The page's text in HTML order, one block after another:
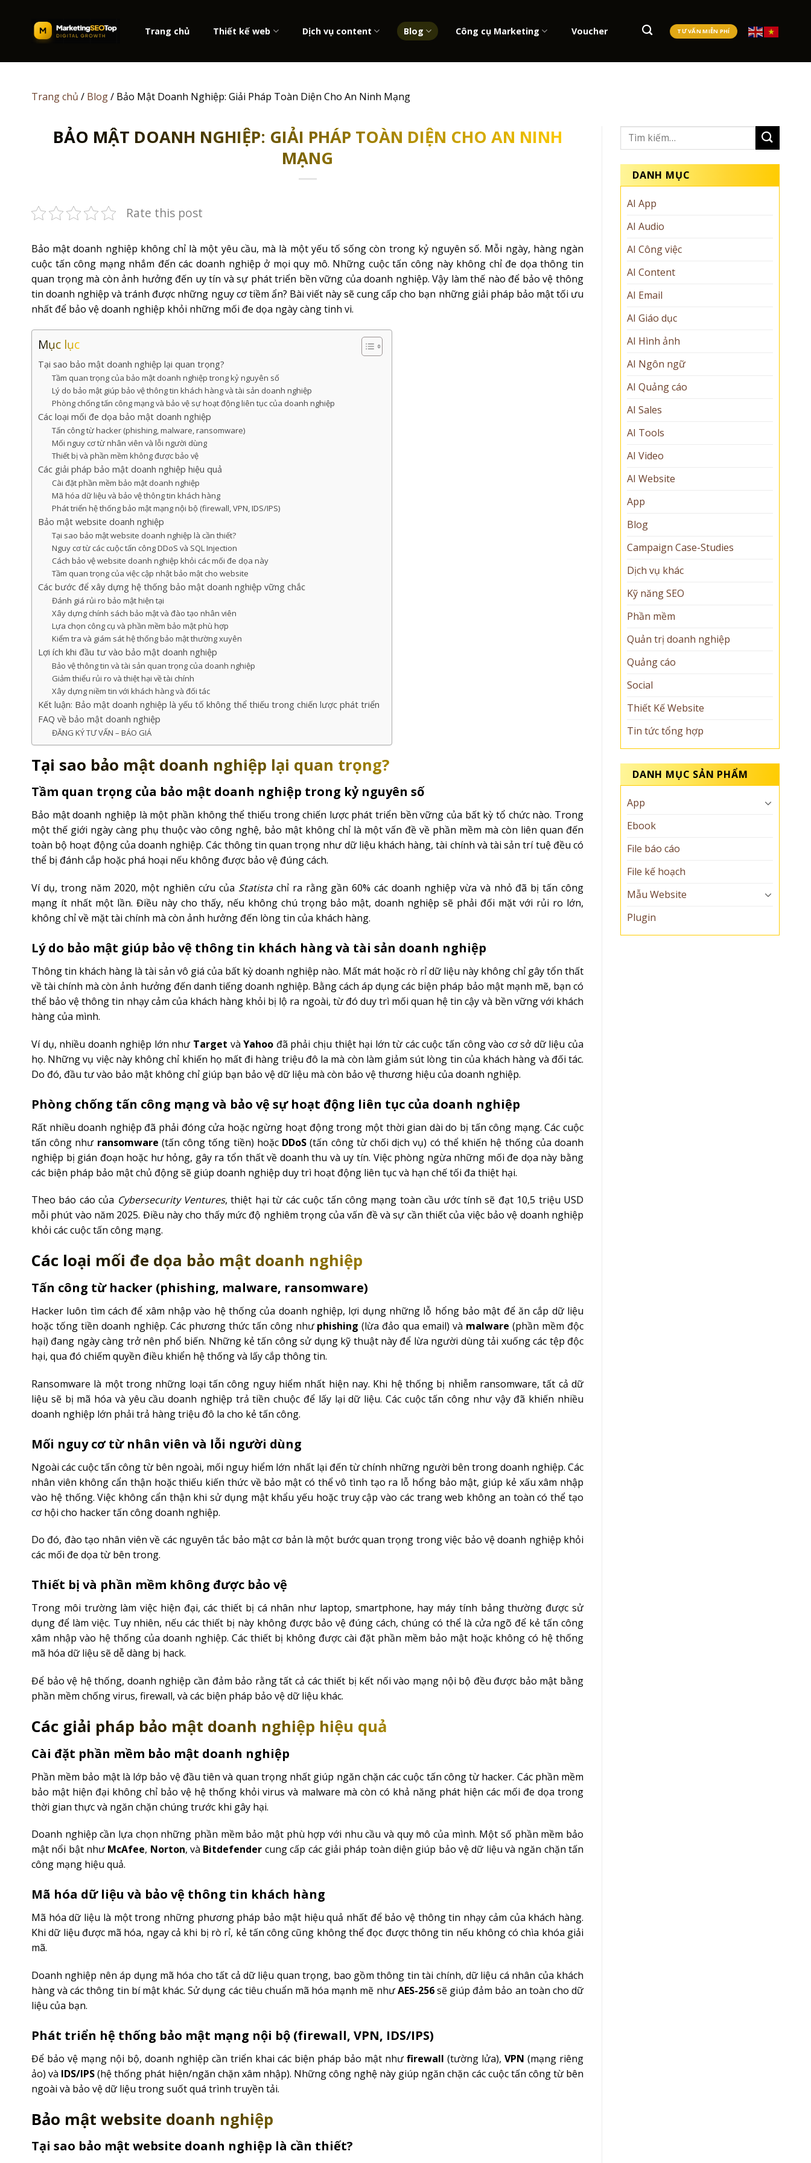
content
Trang chủ Thiết kế web Dịch vụ content Blog Công cụ Marketing Voucher TƯ VẤN MIỄN PHÍ
Trang chủ / Blog/ Bảo Mật Doanh Nghiệp: Giải Pháp Toàn Diện Cho An Ninh Mạng
BẢO MẬT DOANH NGHIỆP: GIẢI PHÁP TOÀN DIỆN CHO AN NINH
MẠNG
Rate this post
Bảo mật doanh nghiệp không chỉ là một yêu cầu, mà là một yếu tố sống còn trong kỷ nguyên số. Mỗi ngày, hàng ngàn
cuộc tấn công mạng nhắm đến các doanh nghiệp ở mọi quy mô. Những cuộc tấn công này không chỉ đe dọa thông tin
quan trọng mà còn ảnh hưởng đến uy tín và sự phát triển bền vững của doanh nghiệp. Vậy làm thế nào để bảo vệ thông
tin doanh nghiệp và tránh được những nguy cơ tiềm ẩn? Bài viết này sẽ cung cấp cho bạn những giải pháp bảo mật tối ưu
nhất để bảo vệ doanh nghiệp khỏi những mối đe dọa ngày càng tinh vi.
Mục lục
Tại sao bảo mật doanh nghiệp lại quan trọng?
Tầm quan trọng của bảo mật doanh nghiệp trong kỷ nguyên số
Lý do bảo mật giúp bảo vệ thông tin khách hàng và tài sản doanh nghiệp
Phòng chống tấn công mạng và bảo vệ sự hoạt động liên tục của doanh nghiệp
Các loại mối đe dọa bảo mật doanh nghiệp
Tấn công từ hacker (phishing, malware, ransomware)
Mối nguy cơ từ nhân viên và lỗi người dùng
Thiết bị và phần mềm không được bảo vệ
Các giải pháp bảo mật doanh nghiệp hiệu quả
Cài đặt phần mềm bảo mật doanh nghiệp
Mã hóa dữ liệu và bảo vệ thông tin khách hàng
Phát triển hệ thống bảo mật mạng nội bộ (firewall, VPN, IDS/IPS)
Bảo mật website doanh nghiệp
Tại sao bảo mật website doanh nghiệp là cần thiết?
Nguy cơ từ các cuộc tấn công DDoS và SQL Injection
Cách bảo vệ website doanh nghiệp khỏi các mối đe dọa này
Tầm quan trọng của việc cập nhật bảo mật cho website
Các bước để xây dựng hệ thống bảo mật doanh nghiệp vững chắc
Đánh giá rủi ro bảo mật hiện tại
Xây dựng chính sách bảo mật và đào tạo nhân viên
Lựa chọn công cụ và phần mềm bảo mật phù hợp
Kiểm tra và giám sát hệ thống bảo mật thường xuyên
Lợi ích khi đầu tư vào bảo mật doanh nghiệp
Bảo vệ thông tin và tài sản quan trọng của doanh nghiệp
Giảm thiểu rủi ro và thiệt hại về tài chính
Xây dựng niềm tin với khách hàng và đối tác
Kết luận: Bảo mật doanh nghiệp là yếu tố không thể thiếu trong chiến lược phát triển
FAQ về bảo mật doanh nghiệp
ĐĂNG KÝ TƯ VẤN – BÁO GIÁ
Tại sao bảo mật doanh nghiệp lại quan trọng?
Tầm quan trọng của bảo mật doanh nghiệp trong kỷ nguyên số
Bảo mật doanh nghiệp là một phần không thể thiếu trong chiến lược phát triển bền vững của bất kỳ tổ chức nào. Trong
một thế giới ngày càng phụ thuộc vào công nghệ, bảo mật không chỉ là một vấn đề về phần mềm mà còn liên quan đến
toàn bộ hoạt động của doanh nghiệp. Các thông tin quan trọng như dữ liệu khách hàng, tài chính và tài sản trí tuệ đều có
thể bị đánh cắp hoặc phá hoại nếu không được bảo vệ đúng cách.
Ví dụ, trong năm 2020, một nghiên cứu của Statistachỉ ra rằng gần 60% các doanh nghiệp vừa và nhỏ đã bị tấn công
mạng ít nhất một lần. Điều này cho thấy, nếu không chú trọng bảo mật, doanh nghiệp sẽ phải đối mặt với rủi ro lớn,
không chỉ về mặt tài chính mà còn ảnh hưởng đến lòng tin của khách hàng.
Lý do bảo mật giúp bảo vệ thông tin khách hàng và tài sản doanh nghiệp
Thông tin khách hàng là tài sản vô giá của bất kỳ doanh nghiệp nào. Mất mát hoặc rò rỉ dữ liệu này không chỉ gây tổn thất
về tài chính mà còn ảnh hưởng đến danh tiếng doanh nghiệp. Bằng cách áp dụng các biện pháp bảo mật mạnh mẽ, bạn có
thể bảo vệ thông tin nhạy cảm của khách hàng khỏi bị lộ ra ngoài, từ đó duy trì mối quan hệ tin cậy và bền vững với khách
hàng của mình.
Ví dụ, nhiều doanh nghiệp lớn như Target vàYahoo đã phải chịu thiệt hại lớn từ các cuộc tấn công vào cơ sở dữ liệu của
họ. Những vụ việc này không chỉ khiến họ mất đi hàng triệu đô la mà còn làm giảm sút lòng tin của khách hàng và đối tác.
Do đó, đầu tư vào bảo mật không chỉ giúp bạn bảo vệ dữ liệu mà còn bảo vệ thương hiệu của doanh nghiệp.
Phòng chống tấn công mạng và bảo vệ sự hoạt động liên tục của doanh nghiệp
Rất nhiều doanh nghiệp đã phải đóng cửa hoặc ngừng hoạt động trong một thời gian dài do bị tấn công mạng. Các cuộc
tấn công như ransomware (tấn công tống tiền) hoặc DDoS (tấn công từ chối dịch vụ) có thể khiến hệ thống của doanh
nghiệp bị gián đoạn hoặc hư hỏng, gây ra tổn thất về doanh thu và uy tín. Việc phòng ngừa những mối đe dọa này bằng
các biện pháp bảo mật chủ động sẽ giúp doanh nghiệp duy trì hoạt động liên tục và hạn chế tối đa thiệt hại.
Theo báo cáo của Cybersecurity Ventures, thiệt hại từ các cuộc tấn công mạng toàn cầu ước tính sẽ đạt 10,5 triệu USD
mỗi phút vào năm 2025. Điều này cho thấy mức độ nghiêm trọng của vấn đề và sự cần thiết của việc bảo vệ doanh nghiệp
khỏi các cuộc tấn công mạng.
Các loại mối đe dọa bảo mật doanh nghiệp
Tấn công từ hacker (phishing, malware, ransomware)
Hacker luôn tìm cách để xâm nhập vào hệ thống của doanh nghiệp, lợi dụng những lỗ hổng bảo mật để ăn cắp dữ liệu
hoặc tống tiền doanh nghiệp. Các phương thức tấn công như phishing (lừa đảo qua email) và malware (phần mềm độc
hại) đang ngày càng trở nên phổ biến. Những kẻ tấn công sử dụng kỹ thuật này để lừa người dùng tải xuống các tệp độc
hại, qua đó chiếm quyền điều khiển hệ thống và lấy cắp thông tin.
Ransomware là một trong những loại tấn công nguy hiểm nhất hiện nay. Khi hệ thống bị nhiễm ransomware, tất cả dữ
liệu sẽ bị mã hóa và yêu cầu doanh nghiệp trả tiền chuộc để lấy lại dữ liệu. Các cuộc tấn công như vậy đã khiến nhiều
doanh nghiệp lớn phải trả hàng triệu đô la cho kẻ tấn công.
Mối nguy cơ từ nhân viên và lỗi người dùng
Ngoài các cuộc tấn công từ bên ngoài, mối nguy hiểm lớn nhất lại đến từ chính những người bên trong doanh nghiệp. Các
nhân viên không cẩn thận hoặc thiếu kiến thức về bảo mật có thể vô tình tạo ra lỗ hổng bảo mật, giúp kẻ xấu xâm nhập
vào hệ thống. Việc không cẩn thận khi sử dụng mật khẩu yếu hoặc truy cập vào các trang web không an toàn có thể tạo
cơ hội cho hacker tấn công doanh nghiệp.
Do đó, đào tạo nhân viên về các nguyên tắc bảo mật cơ bản là một bước quan trọng trong việc bảo vệ doanh nghiệp khỏi
các mối đe dọa từ bên trong.
Thiết bị và phần mềm không được bảo vệ
Trong môi trường làm việc hiện đại, các thiết bị cá nhân như laptop, smartphone, hay máy tính bảng thường được sử
dụng để làm việc. Tuy nhiên, nếu các thiết bị này không được bảo vệ đúng cách, chúng có thể là cửa ngõ để kẻ tấn công
xâm nhập vào hệ thống của doanh nghiệp. Các thiết bị không được cài đặt phần mềm bảo mật hoặc không có hệ thống
mã hóa dữ liệu sẽ dễ dàng bị hack.
Để bảo vệ hệ thống, doanh nghiệp cần đảm bảo rằng tất cả các thiết bị kết nối vào mạng nội bộ đều được bảo mật bằng
phần mềm chống virus, firewall, và các biện pháp bảo vệ dữ liệu khác.
Các giải pháp bảo mật doanh nghiệp hiệu quả
Cài đặt phần mềm bảo mật doanh nghiệp
Phần mềm bảo mật là lớp bảo vệ đầu tiên và quan trọng nhất giúp ngăn chặn các cuộc tấn công từ hacker. Các phần mềm
bảo mật hiện đại không chỉ bảo vệ hệ thống khỏi virus và malware mà còn có khả năng phát hiện các mối đe dọa trong
thời gian thực và ngăn chặn chúng trước khi gây hại.
Doanh nghiệp cần lựa chọn những phần mềm bảo mật phù hợp với nhu cầu và quy mô của mình. Một số phần mềm bảo
mật nổi bật như McAfee, Norton, và Bitdefender cung cấp các giải pháp toàn diện giúp bảo vệ dữ liệu và ngăn chặn tấn
công mạng hiệu quả.
Mã hóa dữ liệu và bảo vệ thông tin khách hàng
Mã hóa dữ liệu là một trong những phương pháp bảo mật hiệu quả nhất để bảo vệ thông tin nhạy cảm của khách hàng.
Khi dữ liệu được mã hóa, ngay cả khi bị rò rỉ, kẻ tấn công cũng không thể đọc được thông tin nếu không có chìa khóa giải
mã.
Doanh nghiệp nên áp dụng mã hóa cho tất cả dữ liệu quan trọng, bao gồm thông tin tài chính, dữ liệu cá nhân của khách
hàng và các thông tin bí mật khác. Sử dụng các tiêu chuẩn mã hóa mạnh mẽ nhưAES-256sẽ giúp đảm bảo an toàn cho dữ
liệu của bạn.
Phát triển hệ thống bảo mật mạng nội bộ (firewall, VPN, IDS/IPS)
Để bảo vệ mạng nội bộ, doanh nghiệp cần triển khai các biện pháp bảo mật như firewall (tường lửa), VPN (mạng riêng
ảo) và IDS/IPS(hệ thống phát hiện/ngăn chặn xâm nhập). Những công nghệ này giúp ngăn chặn các cuộc tấn công từ bên
ngoài và bảo vệ dữ liệu trong suốt quá trình truyền tải.
Bảo mật website doanh nghiệp
Tại sao bảo mật website doanh nghiệp là cần thiết?
DANH MỤC
AI App
AI Audio
AI Công việc
AI Content
AI Email
AI Giáo dục
AI Hình ảnh
AI Ngôn ngữ
AI Quảng cáo
AI Sales
AI Tools
AI Video
AI Website
App
Blog
Campaign Case-Studies
Dịch vụ khác
Kỹ năng SEO
Phần mềm
Quản trị doanh nghiệp
Quảng cáo
Social
Thiết Kế Website
Tin tức tổng hợp
DANH MỤC SẢN PHẨM
App
Ebook
File báo cáo
File kế hoạch
Mẫu Website
Plugin